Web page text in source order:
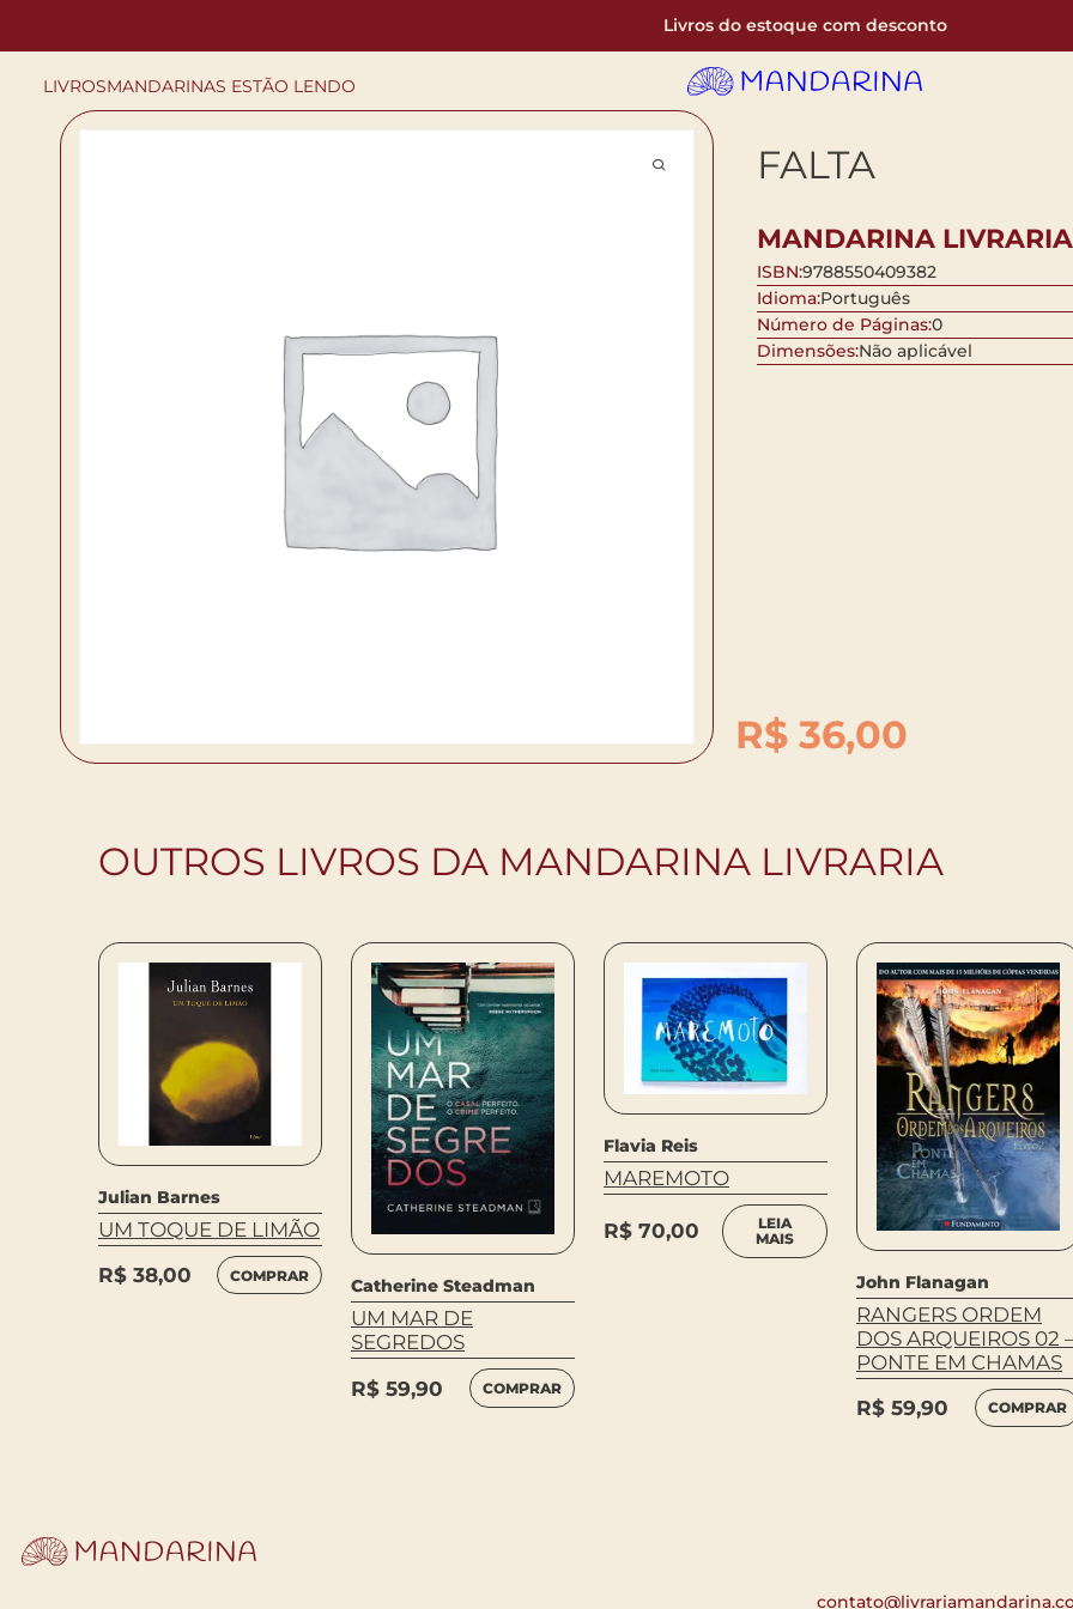
Livros do estoque com desconto
LIVROSMANDARINAS ESTÃO LENDO
FALTA
MANDARINA LIVRARIA
ISBN:9788550409382
Idioma:Português
Número de Páginas:0
Dimensões:Não aplicável
R$36,00
OUTROS LIVROS DA MANDARINA LIVRARIA
Julian Barnes
UM TOQUE DE LIMÃO
R$ 38,00 COMPRAR
Catherine Steadman
UM MAR DE
SEGREDOS
R$ 59,90 COMPRAR
Flavia Reis
MAREMOTO
R$ 70,00
LEIA
MAIS
John Flanagan
RANGERS ORDEM
DOS ARQUEIROS 02
PONTE EM CHAMAS
R$ 59,90 COMPRAR